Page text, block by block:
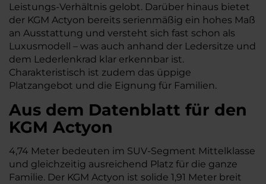
Leistungs-Verhältnis gelobt. Darüber hinaus bietet
der KGM Actyon bereits serienmäßig ein hohes Maß
an Ausstattung und versteht sich fast schon als
Luxusmodell – was auch anhand der Ledersitze und
dem Lederlenkrad klar erkennbar ist.
Charakteristisch ist zudem das üppige
Platzangebot und die Eignung für Familien.
Aus dem Datenblatt für den
KGM Actyon
4,74 Meter bedeuten im SUV-Segment Mittelklasse
und gleichzeitig ausreichend Platz für die ganze
Familie. Der KGM Actyon ist solide 1,91 Meter breit